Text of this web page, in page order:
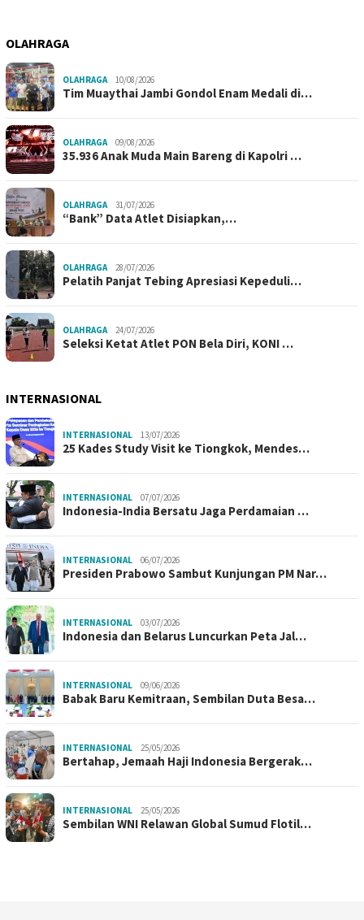
OLAHRAGA
OLAHRAGA 10/08/2026
Tim Muaythai Jambi Gondol Enam Medali di…
OLAHRAGA 09/08/2026
35.936 Anak Muda Main Bareng di Kapolri …
OLAHRAGA 31/07/2026
“Bank” Data Atlet Disiapkan,…
OLAHRAGA 28/07/2026
Pelatih Panjat Tebing Apresiasi Kepeduli…
OLAHRAGA 24/07/2026
Seleksi Ketat Atlet PON Bela Diri, KONI …
INTERNASIONAL
INTERNASIONAL 13/07/2026
25 Kades Study Visit ke Tiongkok, Mendes…
INTERNASIONAL 07/07/2026
Indonesia-India Bersatu Jaga Perdamaian …
INTERNASIONAL 06/07/2026
Presiden Prabowo Sambut Kunjungan PM Nar…
INTERNASIONAL 03/07/2026
Indonesia dan Belarus Luncurkan Peta Jal…
INTERNASIONAL 09/06/2026
Babak Baru Kemitraan, Sembilan Duta Besa…
INTERNASIONAL 25/05/2026
Bertahap, Jemaah Haji Indonesia Bergerak…
INTERNASIONAL 25/05/2026
Sembilan WNI Relawan Global Sumud Flotil…